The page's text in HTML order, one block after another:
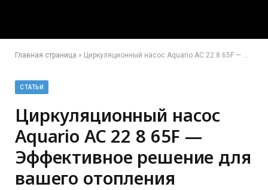
Главная страница » Циркуляционный насос Aquario AC 22 8 65F — Эффективное решение для вашего отопления
СТАТЬИ
Циркуляционный насос
Aquario AC 22 8 65F —
Эффективное решение для
вашего отопления